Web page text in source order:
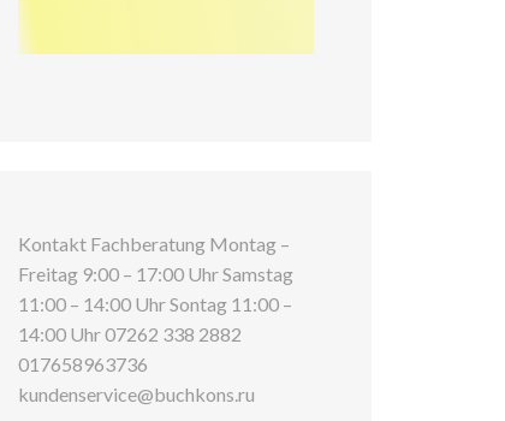
Kontakt Fachberatung Montag –
Freitag 9:00 – 17:00 Uhr Samstag
11:00 – 14:00 Uhr Sontag 11:00 –
14:00 Uhr 07262 338 2882
017658963736
kundenservice@buchkons.ru